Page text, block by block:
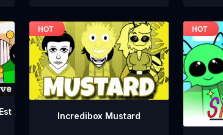
Incredibox Mustard